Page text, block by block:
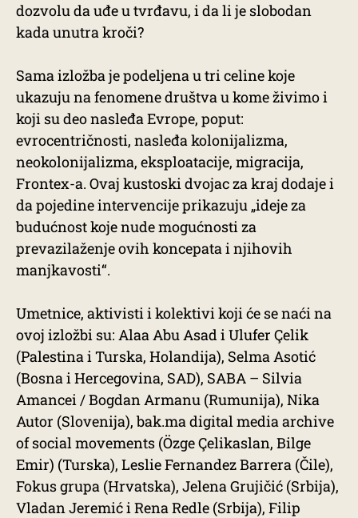
dozvolu da uđe u tvrđavu, i da li je slobodan
kada unutra kroči?
Sama izložba je podeljena u tri celine koje
ukazuju na fenomene društva u kome živimo i
koji su deo nasleđa Evrope, poput:
evrocentričnosti, nasleđa kolonijalizma,
neokolonijalizma, eksploatacije, migracija,
Frontex-a. Ovaj kustoski dvojac za kraj dodaje i
da pojedine intervencije prikazuju „ideje za
budućnost koje nude mogućnosti za
prevazilaženje ovih koncepata i njihovih
manjkavosti“.
Umetnice, aktivisti i kolektivi koji će se naći na
ovoj izložbi su: Alaa Abu Asad i Ulufer Çelik
(Palestina i Turska, Holandija), Selma Asotić
(Bosna i Hercegovina, SAD), SABA – Silvia
Amancei / Bogdan Armanu (Rumunija), Nika
Autor (Slovenija), bak.ma digital media archive
of social movements (Özge Çelikaslan, Bilge
Emir) (Turska), Leslie Fernandez Barrera (Čile),
Fokus grupa (Hrvatska), Jelena Grujičić (Srbija),
Vladan Jeremić i Rena Redle (Srbija), Filip